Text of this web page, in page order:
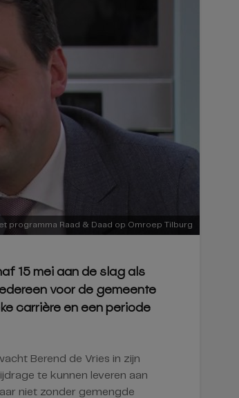
programma Raad & Daad op Omroep Tilburg
15 mei aan de slag als
voor de gemeente
carrière en een periode
Berend de Vries in zijn
te kunnen leveren aan
niet zonder gemengde